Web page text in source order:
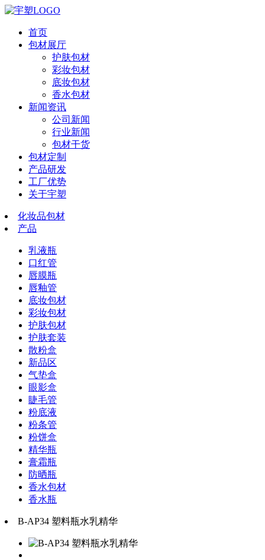
首页
包材展厅
护肤包材
彩妆包材
底妆包材
香水包材
新闻资讯
公司新闻
行业新闻
包材干货
包材定制
产品研发
工厂优势
关于宇塑
化妆品包材
产品
乳液瓶
口红管
唇膜瓶
唇釉管
底妆包材
彩妆包材
护肤包材
护肤套装
散粉盒
新品区
气垫盒
眼影盒
睫毛管
粉底液
粉条管
粉饼盒
精华瓶
膏霜瓶
防晒瓶
香水包材
香水瓶
B-AP34 塑料瓶水乳精华